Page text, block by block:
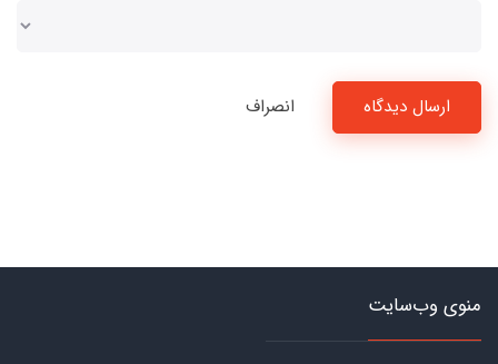
ارسال دیدگاه انصراف
منوی وب‌سایت